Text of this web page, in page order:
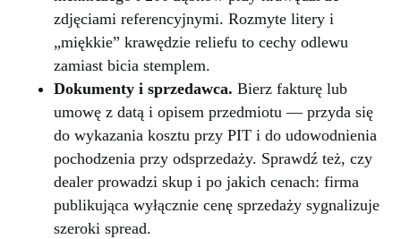
zdjęciami referencyjnymi. Rozmyte litery i
„miękkie” krawędzie reliefu to cechy odlewu
zamiast bicia stemplem.
Dokumenty i sprzedawca. Bierz fakturę lub
umowę z datą i opisem przedmiotu — przyda się
do wykazania kosztu przy PIT i do udowodnienia
pochodzenia przy odsprzedaży. Sprawdź też, czy
dealer prowadzi skup i po jakich cenach: firma
publikująca wyłącznie cenę sprzedaży sygnalizuje
szeroki spread.